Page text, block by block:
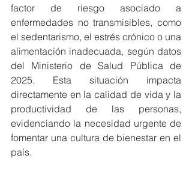
factor de riesgo asociado a
enfermedades no transmisibles, como
el sedentarismo, el estrés crónico o una
alimentación inadecuada, según datos
del Ministerio de Salud Pública de
2025. Esta situación impacta
directamente en la calidad de vida y la
productividad de las personas,
evidenciando la necesidad urgente de
fomentar una cultura de bienestar en el
país.